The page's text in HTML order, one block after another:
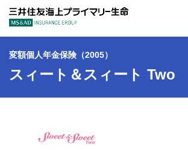
三井
変額個人年金保険（2005）
スィート＆スィート Two